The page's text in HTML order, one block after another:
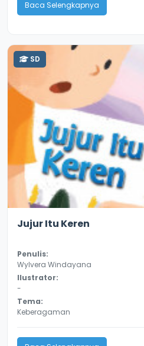
Baca Selengkapnya
SD
Jujur Itu Keren
Penulis:
Wylvera Windayana
Ilustrator:
-
Tema:
Keberagaman